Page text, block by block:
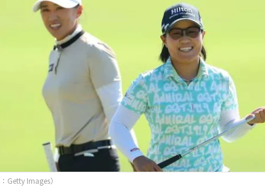
Getty Images）